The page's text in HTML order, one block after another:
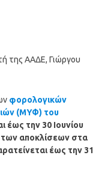
της ΑΑΔΕ, Γιώργου
φορολογικών
(ΜΥΦ) του
έως την 30 Ιουνίου
των αποκλίσεων στα
έως την 31